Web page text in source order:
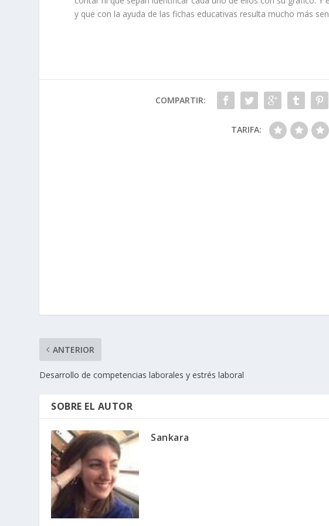
y que con la ayuda de las fichas educativas resulta mucho más
COMPARTIR:
TARIFA:
ANTERIOR
Desarrollo de competencias laborales y estrés laboral
SOBRE EL AUTOR
Sankara